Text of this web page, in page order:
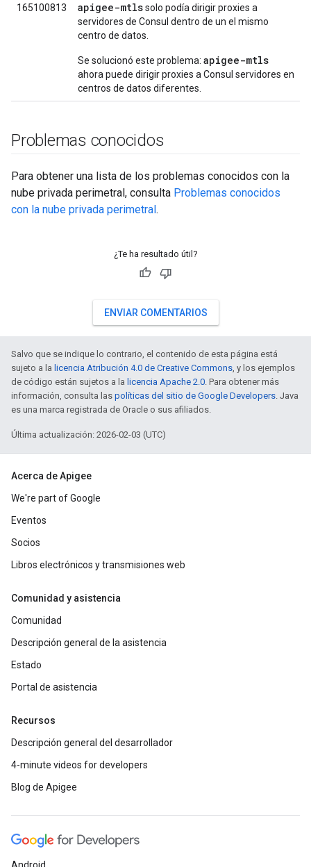
165100813 apigee-mtlssolo podía dirigir proxies a
servidores de Consul dentro de un el mismo
centro de datos.
Se solucionó este problema: apigee-mtls
ahora puede dirigir proxies a Consul servidores en
centros de datos diferentes.
Problemas conocidos
Para obtener una lista de los problemas conocidos con la
nube privada perimetral, consulta Problemas conocidos
con la nube privada perimetral.
¿Te ha resultado útil?
ENVIAR COMENTARIOS
Salvo que se indique lo contrario, el contenido de esta página está
sujeto a la licencia Atribución 4.0 de Creative Commons, y los ejemplos
de código están sujetos a la licencia Apache 2.0. Para obtener más
información, consulta las políticas del sitio de Google Developers. Java
es una marca registrada de Oracle o sus afiliados.
Última actualización: 2026-02-03 (UTC)
Acerca de Apigee
We're part of Google
Eventos
Socios
Libros electrónicos y transmisiones web
Comunidad y asistencia
Comunidad
Descripción general de la asistencia
Estado
Portal de asistencia
Recursos
Descripción general del desarrollador
4-minute videos for developers
Blog de Apigee